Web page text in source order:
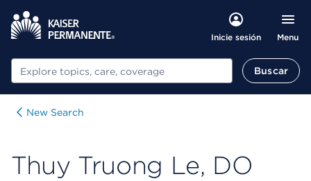
Inicie sesión Menu
Buscar Buscar
New Search
Thuy Truong Le, DO